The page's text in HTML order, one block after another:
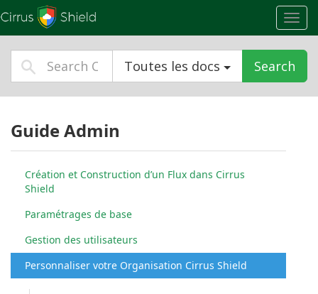
Toutes les docs Search
Guide Admin
Création et Construction d’un Flux dans Cirrus
Shield
Paramétrages de base
Gestion des utilisateurs
Personnaliser votre Organisation Cirrus Shield